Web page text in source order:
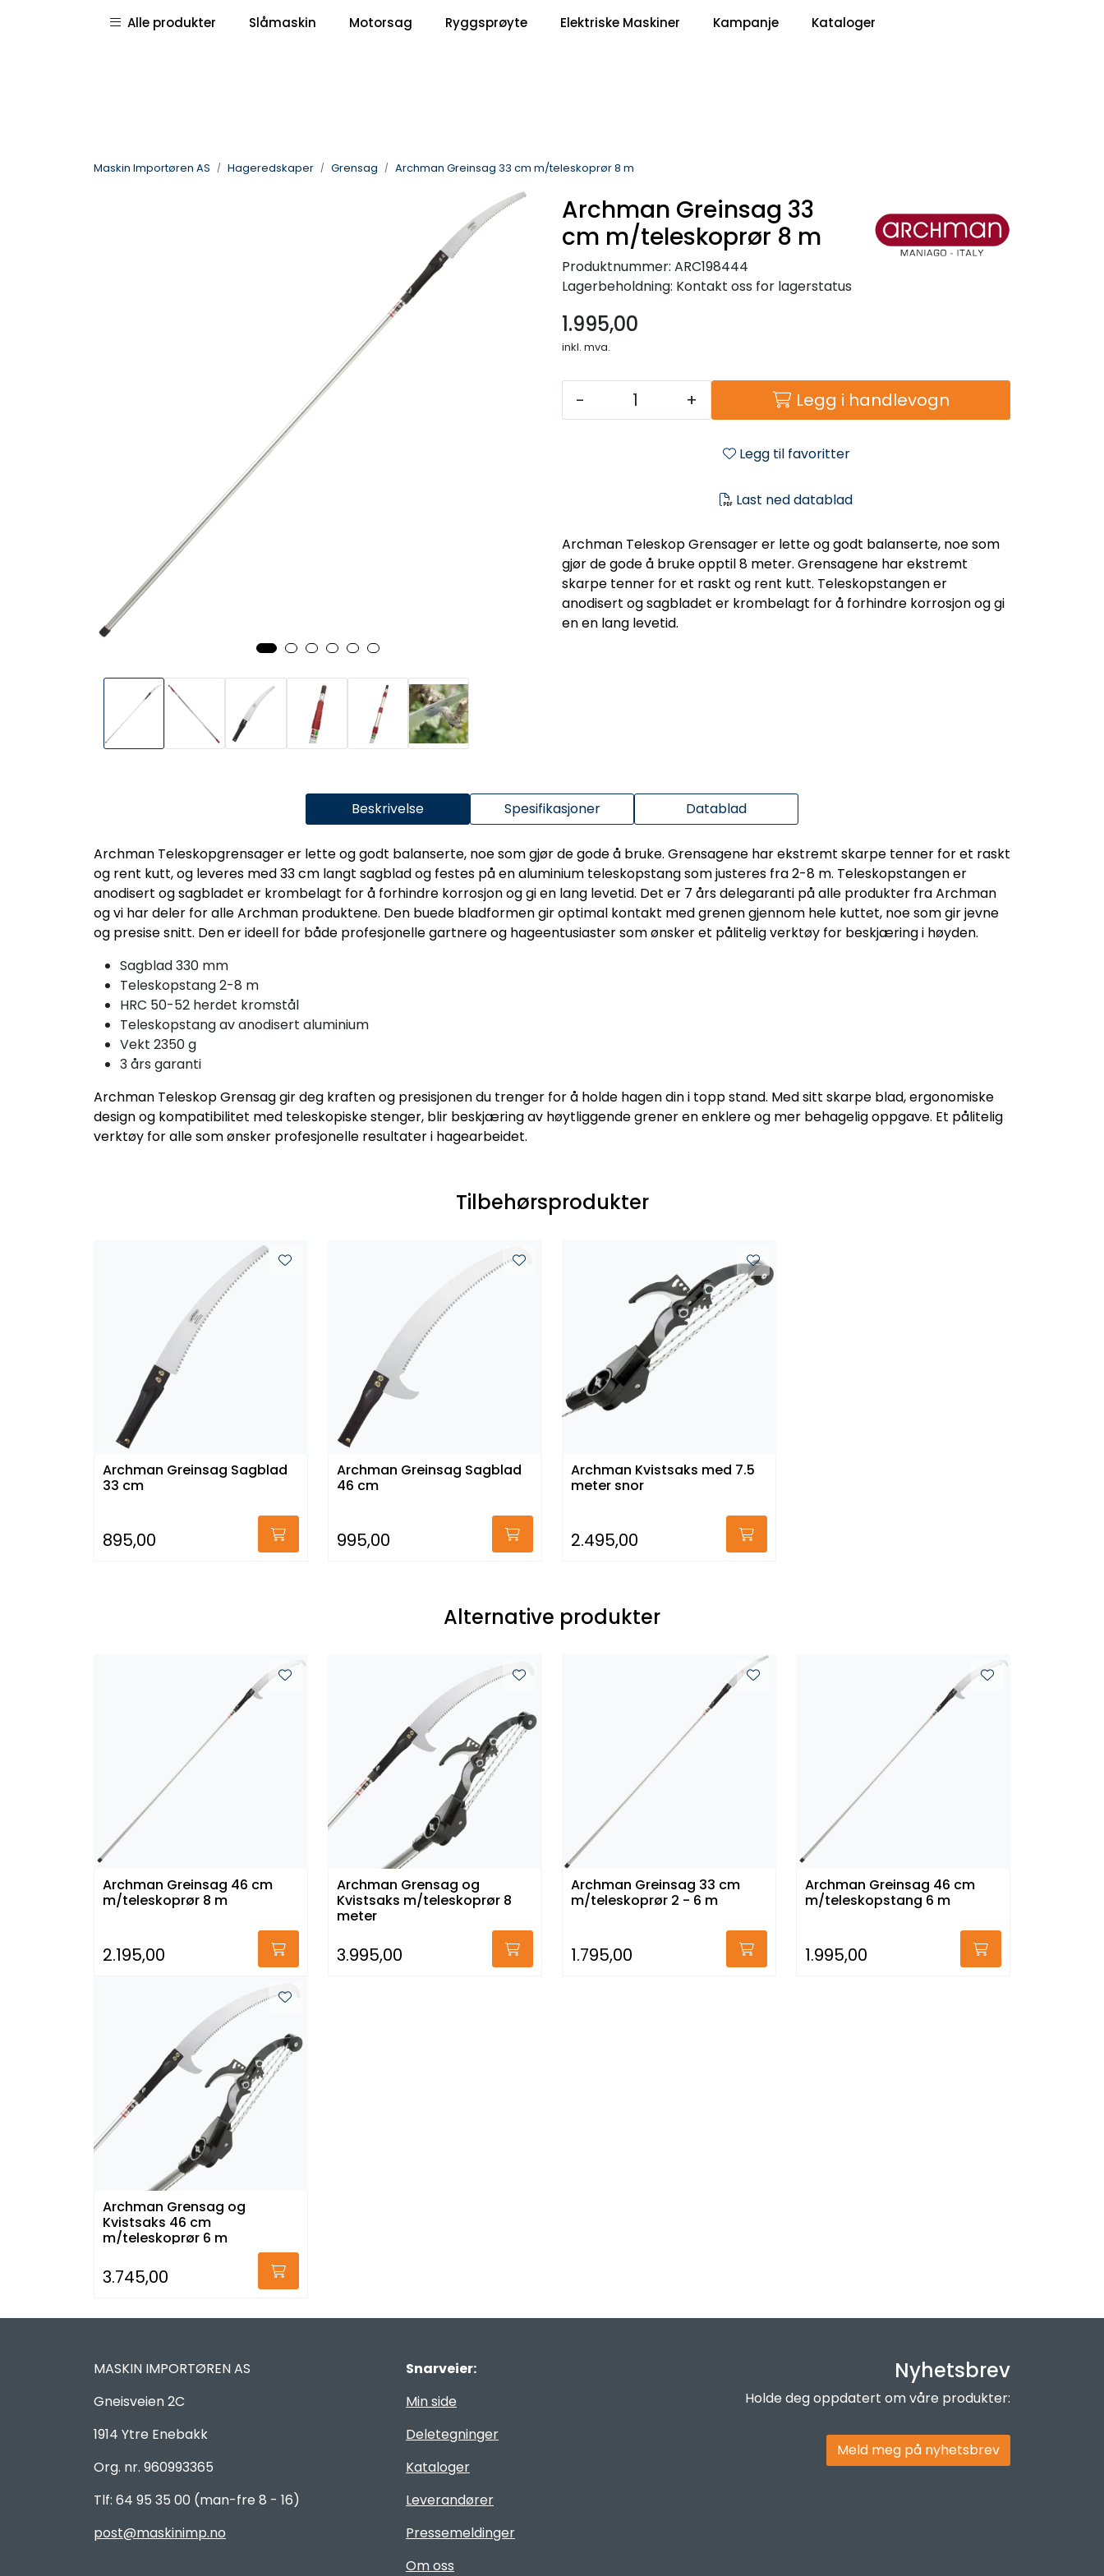
Pressemeldinger Deletegninger Om Oss Kontakt oss Pris Infosenter
Alle produkter Slåmaskin Motorsag Ryggsprøyte Elektriske Maskiner Kampanje Kataloger
Maskin Importøren AS Hageredskaper Grensag Archman Greinsag 33 cm m/teleskoprør 8 m
Archman Greinsag 33
cm m/teleskoprør 8 m
Produktnummer: ARC198444
Lagerbeholdning: Kontakt oss for lagerstatus
1.995,00
inkl. mva.
- + Legg i handlevogn
Legg til favoritter
Last ned datablad
Archman Teleskop Grensager er lette og godt balanserte, noe som
gjør de gode å bruke opptil 8 meter. Grensagene har ekstremt
skarpe tenner for et raskt og rent kutt. Teleskopstangen er
anodisert og sagbladet er krombelagt for å forhindre korrosjon og gi
en en lang levetid.
Beskrivelse Spesifikasjoner Datablad
Archman Teleskopgrensager er lette og godt balanserte, noe som gjør de gode å bruke. Grensagene har ekstremt skarpe tenner for et raskt
og rent kutt, og leveres med 33 cm langt sagblad og festes på en aluminium teleskopstang som justeres fra 2-8 m. Teleskopstangen er
anodisert og sagbladet er krombelagt for å forhindre korrosjon og gi en lang levetid. Det er 7 års delegaranti på alle produkter fra Archman
og vi har deler for alle Archman produktene. Den buede bladformen gir optimal kontakt med grenen gjennom hele kuttet, noe som gir jevne
og presise snitt. Den er ideell for både profesjonelle gartnere og hageentusiaster som ønsker et pålitelig verktøy for beskjæring i høyden.
Sagblad 330 mm
Teleskopstang 2-8 m
HRC 50-52 herdet kromstål
Teleskopstang av anodisert aluminium
Vekt 2350 g
3 års garanti
Archman Teleskop Grensag gir deg kraften og presisjonen du trenger for å holde hagen din i topp stand. Med sitt skarpe blad, ergonomiske
design og kompatibilitet med teleskopiske stenger, blir beskjæring av høytliggende grener en enklere og mer behagelig oppgave. Et pålitelig
verktøy for alle som ønsker profesjonelle resultater i hagearbeidet.
Tilbehørsprodukter
Archman Greinsag Sagblad
33 cm
895,00
Archman Greinsag Sagblad
46 cm
995,00
Archman Kvistsaks med 7.5
meter snor
2.495,00
Alternative produkter
Archman Greinsag 46 cm
m/teleskoprør 8 m
2.195,00
Archman Grensag og
Kvistsaks m/teleskoprør 8
meter
3.995,00
Archman Greinsag 33 cm
m/teleskoprør 2 - 6 m
1.795,00
Archman Greinsag 46 cm
m/teleskopstang 6 m
1.995,00
Archman Grensag og
Kvistsaks 46 cm
m/teleskoprør 6 m
3.745,00
MASKIN IMPORTØREN AS
Gneisveien 2C
1914 Ytre Enebakk
Org. nr. 960993365
Tlf: 64 95 35 00 (man-fre 8 - 16)
post@maskinimp.no
Snarveier:
Min side
Deletegninger
Kataloger
Leverandører
Pressemeldinger
Om oss
Nyhetsbrev
Holde deg oppdatert om våre produkter:
Meld meg på nyhetsbrev